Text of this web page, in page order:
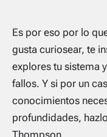
Es por eso por lo
gusta curiosear, te
explores tu sistema
fallos. Y si por un
conocimientos
profundidades,
Thompson.